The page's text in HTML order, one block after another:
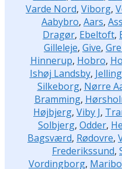
Varde Nord, Viborg,
Aabybro, Aars,
Dragør, Ebeltoft,
Gilleleje, Give,
Hinnerup, Hobro,
Ishøj Landsby, Jelling
Silkeborg, Nørre
Bramming,
Højbjerg, Viby J,
Solbjerg, Odder,
Bagsværd, Rødovre,
Frederikssund,
Vordingborg, Maribo